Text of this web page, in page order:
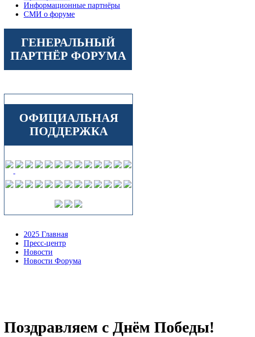
Информационные партнёры
СМИ о форуме
ГЕНЕРАЛЬНЫЙ
ПАРТНЁР ФОРУМА
ОФИЦИАЛЬНАЯ
ПОДДЕРЖКА
2025 Главная
Пресс-центр
Новости
Новости Форума
Поздравляем с Днём Победы!